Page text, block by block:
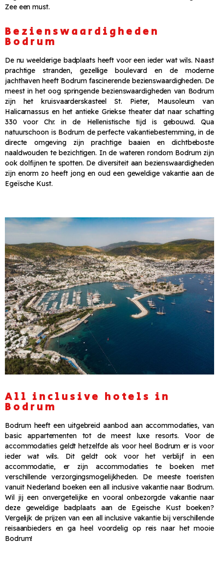
Zee een must.
Bezienswaardigheden
Bodrum
De nu weelderige badplaats heeft voor een ieder wat wils. Naast
prachtige stranden, gezellige boulevard en de moderne
jachthaven heeft Bodrum fascinerende bezienswaardigheden. De
meest in het oog springende bezienswaardigheden van Bodrum
zijn het kruisvaarderskasteel St. Pieter, Mausoleum van
Halicarnassus en het antieke Griekse theater dat naar schatting
330 voor Chr. in de Hellenistische tijd is gebouwd. Qua
natuurschoon is Bodrum de perfecte vakantiebestemming, in de
directe omgeving zijn prachtige baaien en dichtbeboste
naaldwouden te bezichtigen. In de wateren rondom Bodrum zijn
ook dolfijnen te spotten. De diversiteit aan bezienswaardigheden
zijn enorm zo heeft jong en oud een geweldige vakantie aan de
Egeïsche Kust.
All inclusive hotels in
Bodrum
Bodrum heeft een uitgebreid aanbod aan accommodaties, van
basic appartementen tot de meest luxe resorts. Voor de
accommodaties geldt hetzelfde als voor heel Bodrum er is voor
ieder wat wils. Dit geldt ook voor het verblijf in een
accommodatie, er zijn accommodaties te boeken met
verschillende verzorgingsmogelijkheden. De meeste toeristen
vanuit Nederland boeken een all inclusive vakantie naar Bodrum.
Wil jij een onvergetelijke en vooral onbezorgde vakantie naar
deze geweldige badplaats aan de Egeische Kust boeken?
Vergelijk de prijzen van een all inclusive vakantie bij verschillende
reisaanbieders en ga heel voordelig op reis naar het mooie
Bodrum!